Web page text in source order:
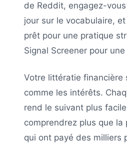
de Reddit, engagez-
jour sur le vocabulaire,
prêt pour une pratique
Signal Screener pour
Votre littératie financière
comme les intérêts.
rend le suivant plus
comprendrez plus que la
qui ont payé des milliers